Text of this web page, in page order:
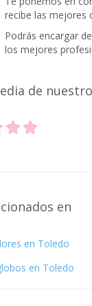
recibe las mejores
Podrás encargar
los mejores
de
en
en Toledo
en Toledo